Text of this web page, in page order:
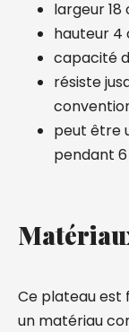
largeur 18
hauteur 4
capacité
résiste
peut être
pendant
Ce plateau est
un matériau